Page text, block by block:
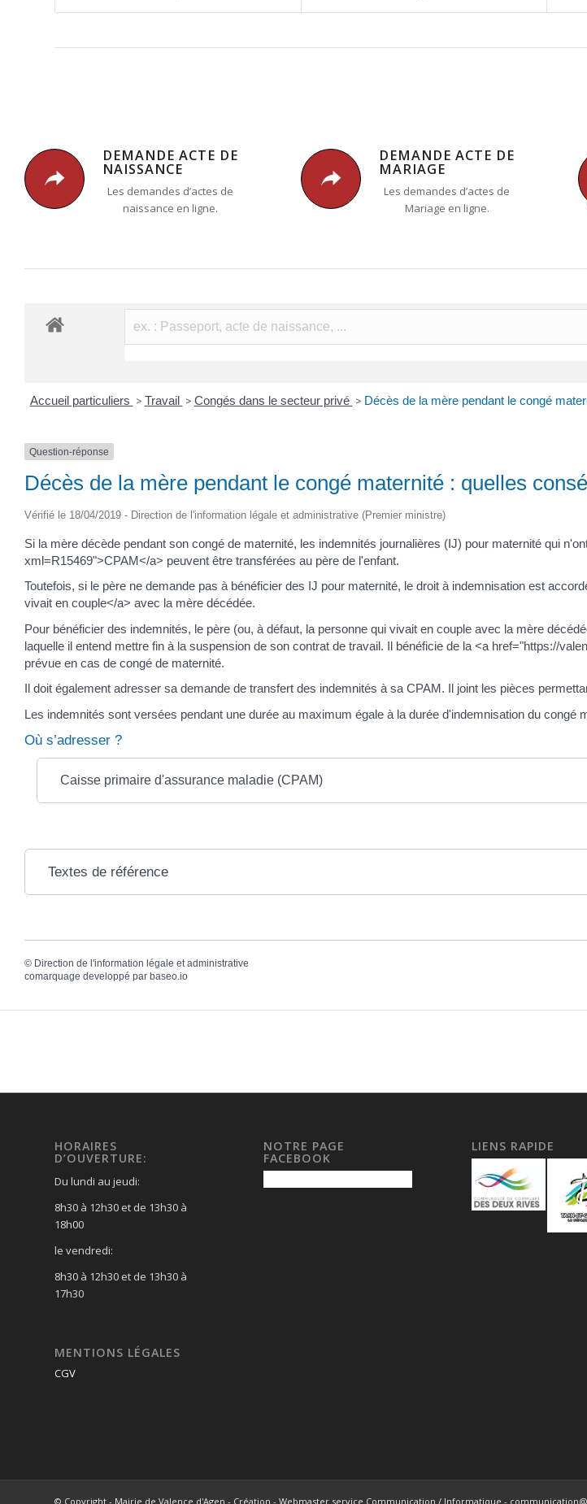
DEMANDE ACTE DE
NAISSANCE
Les demandes d’actes de
naissance en ligne.
DEMANDE ACTE DE
MARIAGE
Les demandes d’actes de
Mariage en ligne.
Accueil particuliers > Travail > Congés dans le secteur privé > Décès de la mère pendant le congé
Question-réponse
Décès de la mère pendant le congé maternité : quelles
Vérifié le 18/04/2019 - Direction de l'information légale et administrative (Premier ministre)
Si la mère décède pendant son congé de maternité, les indemnités journalières (IJ) pour maternité qui
xml=R15469">CPAM</a> peuvent être transférées au père de l'enfant.
Toutefois, si le père ne demande pas à bénéficier des IJ pour maternité, le droit à indemnisation est
vivait en couple</a> avec la mère décédée.
Pour bénéficier des indemnités, le père (ou, à défaut, la personne qui vivait en couple avec la mère
laquelle il entend mettre fin à la suspension de son contrat de travail. Il bénéficie de la <a href="https://
prévue en cas de congé de maternité.
Il doit également adresser sa demande de transfert des indemnités à sa CPAM. Il joint les pièces
Les indemnités sont versées pendant une durée au maximum égale à la durée d'indemnisation du congé
Où s’adresser ?
Caisse primaire d'assurance maladie (CPAM)
Textes de référence
© Direction de l'information légale et administrative
comarquage developpé par baseo.io
HORAIRES
D’OUVERTURE:
Du lundi au jeudi:
8h30 à 12h30 et de 13h30 à
18h00
le vendredi:
8h30 à 12h30 et de 13h30 à
17h30
MENTIONS LÉGALES
CGV
NOTRE PAGE
FACEBOOK
LIENS RAPIDE
© Copyright - Mairie de Valence d'Agen - Création - Webmaster service Communication / Informatique -